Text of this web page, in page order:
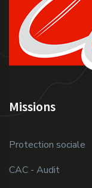
Missions
Protection sociale
CAC - Audit